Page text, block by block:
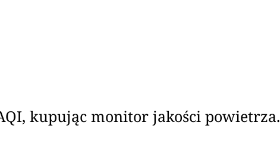
kupując monitor jakości powietrza.